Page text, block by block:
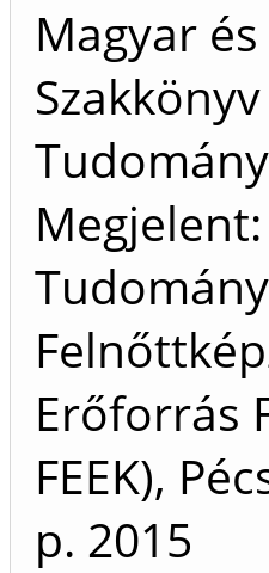
Magyar
Megjelent:
Erőforrás
FEEK),
p. 2015